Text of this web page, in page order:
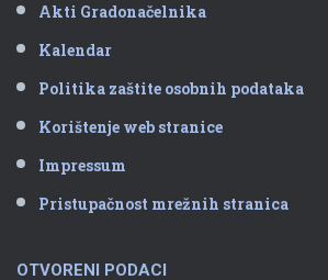
Akti Gradonačelnika
Kalendar
Politika zaštite osobnih podataka
Korištenje web stranice
Impressum
Pristupačnost mrežnih stranica
OTVORENI PODACI